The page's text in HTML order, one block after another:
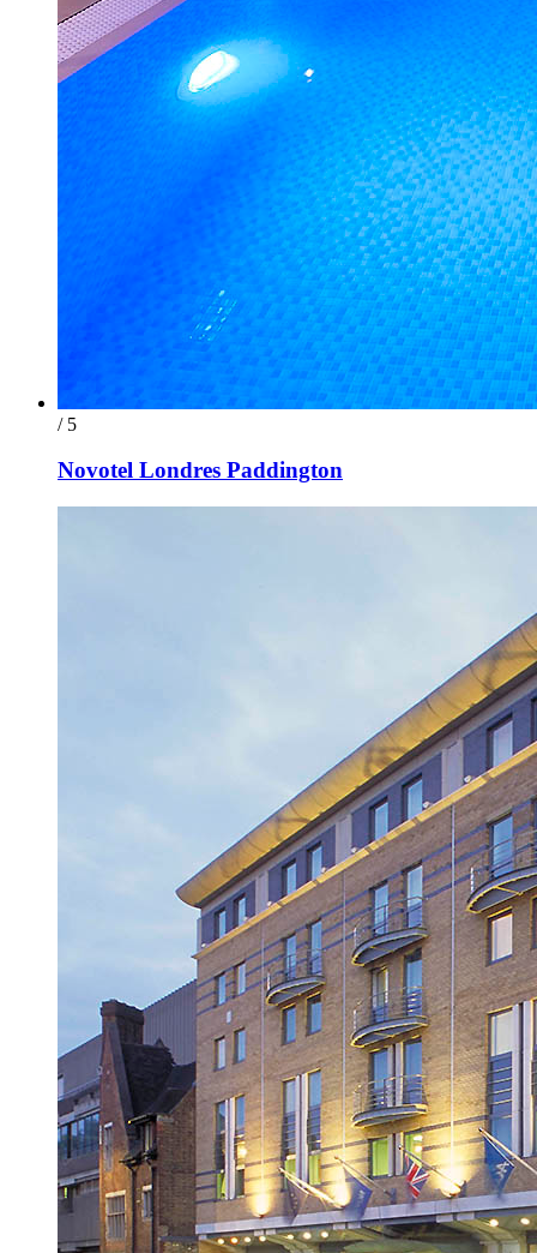
/ 5
Novotel Londres Paddington